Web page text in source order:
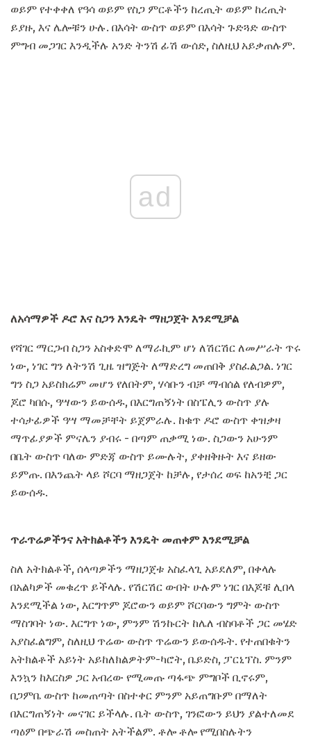
ወይም የተቀቀለ የዓሳ ወይም የስጋ ምርቶችን ከረጢት ወይም ከረጢት
ይያዙ, እና ሌሎቹን ሁሉ. በእሳት ውስጥ ወይም በእሳት ጉድጓድ ውስጥ
ምግብ መጋገር እንዲችሉ አንድ ትንሽ ፊሽ ውሰድ, ስለዚህ አይቃጠሉም.
ad
ለአሳማዎች ዶሮ እና ስጋን እንዴት ማዘጋጀት እንደሚቻል
የሻገር ማርጋብ ስጋን አስቀድሞ ለማራኪም ሆነ ለሽርሽር ለመሥራት ጥሩ
ነው, ነገር ግን ለትንሽ ጊዜ ዝግጅት ለማድረግ መጠበቅ ያስፈልጋል. ነገር
ግን ስጋ አይስክሬም መሆን የለበትም, ሃሳቡን ብቻ ማብሰል የለብዎም,
ጆሮ ካበሱ, ዓሣውን ይውሰዱ, በእርግጠኝነት በስፔሊን ውስጥ ያሉ
ተሳታፊዎች ዓሣ ማመቻቸት ይጀምራሉ. ከቁጥ ዶሮ ውስጥ ቀዝቃዛ
ማጥፊያዎች ምናሌን ያብሩ - በጣም ጠቃሚ ነው. ስጋውን አሁንም
በቤት ውስጥ ባለው ምድጃ ውስጥ ይሙሉት, ያቀዘቅዙት እና ይዘው
ይምጡ. በእንጨት ላይ ሾርባ ማዘጋጀት ከቻሉ, የታሰረ ወፍ ከአንቺ ጋር
ይውሰዱ.
ጥራጥሬዎችንና አትክልቶችን እንዴት መጠቀም እንደሚቻል
ስለ አትክልቶች, ሰላጣዎችን ማዘጋጀቱ አስፈላጊ አይደለም, በቀላሉ
በአልካዎች መቁረጥ ይችላሉ. የሽርሽር ውበት ሁሉም ነገር በእጆቹ ሊበላ
እንደሚችል ነው, እርግጥም ጆሮውን ወይም ሾርባውን ግምት ውስጥ
ማስገባት ነው. እርግጥ ነው, ምንም ሽንኩርት ከሌለ ብስባቶች ጋር መሄድ
አያስፈልግም, ስለዚህ ጥሬው ውስጥ ጥሬውን ይውሰዱት. የተጠበቁትን
አትክልቶች አይነት አይከለክልዎትም-ካሮት, ቤይድስ, ፓርኒፕስ. ምንም
እንኳን ከእርስዎ ጋር አብረው የሚመጡ ጣፋጭ ምግቦች ቢኖሩም,
በጋምቤ ውስጥ ከመጠጣት በስተቀር ምንም አይጠግቡም በማለት
በእርግጠኝነት መናገር ይችላሉ. ቤት ውስጥ, ገንፎውን ይህን ያልተለመደ
ጣዕም በጭራሽ መስጠት አትችልም. ቶሎ ቶሎ የሚበስሉትን